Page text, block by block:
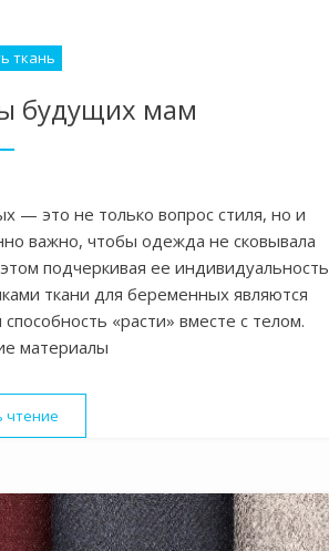
ткань
будущих мам
— это не только вопрос стиля, но и
важно, чтобы одежда не сковывала
подчеркивая ее индивидуальность
ткани для беременных являются
«расти» вместе с телом.
материалы
чтение